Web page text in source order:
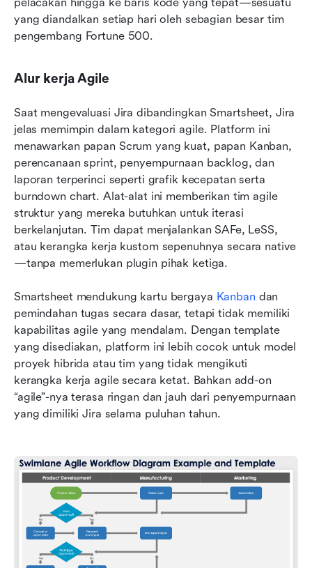
yang diandalkan setiap hari oleh sebagian besar tim
pengembang Fortune 500.
Alur kerja Agile
Saat mengevaluasi Jira dibandingkan Smartsheet, Jira
jelas memimpin dalam kategori agile. Platform ini
menawarkan papan Scrum yang kuat, papan Kanban,
perencanaan sprint, penyempurnaan backlog, dan
laporan terperinci seperti grafik kecepatan serta
burndown chart. Alat-alat ini memberikan tim agile
struktur yang mereka butuhkan untuk iterasi
berkelanjutan. Tim dapat menjalankan SAFe, LeSS,
atau kerangka kerja kustom sepenuhnya secara native
—tanpa memerlukan plugin pihak ketiga.
Smartsheet mendukung kartu bergaya Kanban dan
pemindahan tugas secara dasar, tetapi tidak memiliki
kapabilitas agile yang mendalam. Dengan template
yang disediakan, platform ini lebih cocok untuk model
proyek hibrida atau tim yang tidak mengikuti
kerangka kerja agile secara ketat. Bahkan add-on
“agile”-nya terasa ringan dan jauh dari penyempurnaan
yang dimiliki Jira selama puluhan tahun.